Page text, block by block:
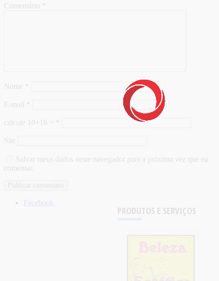
Comentário
Nome
E-mail
calcule 10+16 =
Site
Salvar meus dados neste navegador para a próxima vez que eu
comentar.
PRODUTOS E SERVIÇOS
Facebook